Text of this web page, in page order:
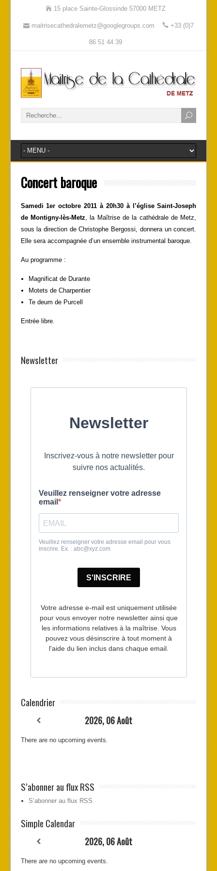
15 place Sainte-Glossinde 57000 METZ
maitrisecathedralemetz@googlegroups.com +33 (0)7
86 51 44 39
Concert baroque
Samedi 1er octobre 2011 à 20h30 à l’église Saint-Joseph
de Montigny-lès-Metz , la Maîtrise de la cathédrale de Metz,
sous la direction de Christophe Bergossi, donnera un concert.
Elle sera accompagnée d’un ensemble instrumental baroque.
Au programme :
Magnificat de Durante
Motets de Charpentier
Te deum de Purcell
Entrée libre.
Newsletter
Calendrier
2026, 06 Août
There are no upcoming events.
S’abonner au flux RSS
S’abonner au flux RSS
Simple Calendar
2026, 06 Août
There are no upcoming events.